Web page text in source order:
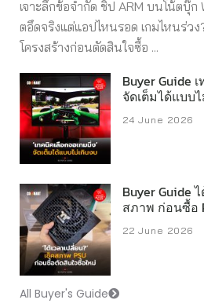
เจาะลึกข้อจำกัด ชิป ARM บนโน้ตบุ๊
ตอึดจริงแต่แอปไหนรอด เกมไหนร่วง
โครงสร้างก่อนตัดสินใจซื้อ ...
Buyer Guide
จัดเต็มได้แบบ
24 June 2026
Buyer Guide
สภาพ ก่อนซื้อ
22 June 2026
All Buyer's Guide